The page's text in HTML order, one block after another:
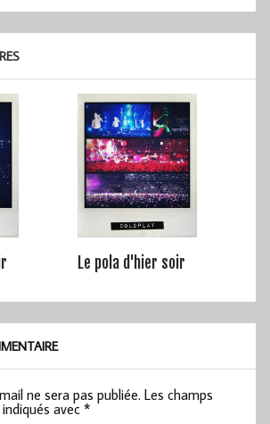
Le pola d'hier soir
ne sera pas publiée. Les champs
avec*